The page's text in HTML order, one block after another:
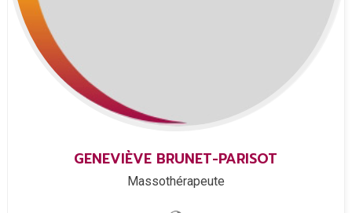
GENEVIÈVE BRUNET-PARISOT
Massothérapeute